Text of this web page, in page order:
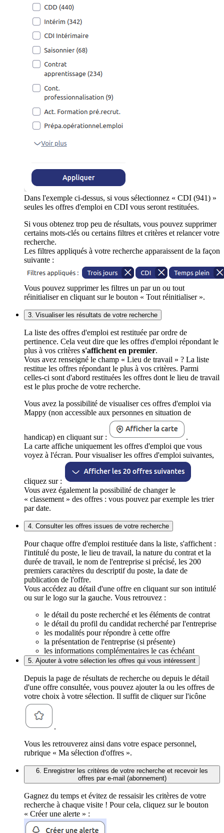
Dans l'exemple ci-dessus, si vous sélectionnez « CDI (941) »
seules les offres d'emploi en CDI vous seront restituées.
Si vous obtenez trop peu de résultats, vous pouvez supprimer
certains mots-clés ou certains filtres et critères et relancer votre
recherche.
Les filtres appliqués à votre recherche apparaissent de la façon
suivante :
Vous pouvez supprimer les filtres un par un ou tout
réinitialiser en cliquant sur le bouton « Tout réinitialiser ».
3. Visualiser les résultats de votre recherche
La liste des offres d'emploi est restituée par ordre de
pertinence. Cela veut dire que les offres d'emploi répondant le
plus à vos critères s'affichent en premier.
Vous avez renseigné le champ « Lieu de travail » ? La liste
restitue les offres répondant le plus à vos critères. Parmi
celles-ci sont d'abord restituées les offres dont le lieu de travail
est le plus proche de votre recherche.
Vous avez la possibilité de visualiser ces offres d'emploi via
Mappy (non accessible aux personnes en situation de
handicap) en cliquant sur :
.
La carte affiche uniquement les offres d'emploi que vous
voyez à l'écran. Pour visualiser les offres d'emploi suivantes,
cliquez sur :
Vous avez également la possibilité de changer le
« classement » des offres : vous pouvez par exemple les trier
par date.
4. Consulter les offres issues de votre recherche
Pour chaque offre d'emploi restituée dans la liste, s'affichent :
l'intitulé du poste, le lieu de travail, la nature du contrat et la
durée de travail, le nom de l'entreprise si précisé, les 200
premiers caractères du descriptif du poste, la date de
publication de l'offre.
Vous accédez au détail d'une offre en cliquant sur son intitulé
ou sur le logo sur la gauche. Vous retrouvez :
le détail du poste recherché et les éléments de contrat
le détail du profil du candidat recherché par l'entreprise
les modalités pour répondre à cette offre
la présentation de l'entreprise (si présente)
les informations complémentaires le cas échéant
5. Ajouter à votre sélection les offres qui vous intéressent
Depuis la page de résultats de recherche ou depuis le détail
d'une offre consultée, vous pouvez ajouter la ou les offres de
votre choix à votre sélection. Il suffit de cliquer sur l'icône
.
Vous les retrouverez ainsi dans votre espace personnel,
rubrique « Ma sélection d'offres ».
6. Enregistrer les critères de votre recherche et recevoir les
offres par e-mail (abonnement)
Gagnez du temps et évitez de ressaisir les critères de votre
recherche à chaque visite ! Pour cela, cliquez sur le bouton
« Créer une alerte » :